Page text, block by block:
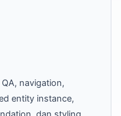
navigation,
entity instance,